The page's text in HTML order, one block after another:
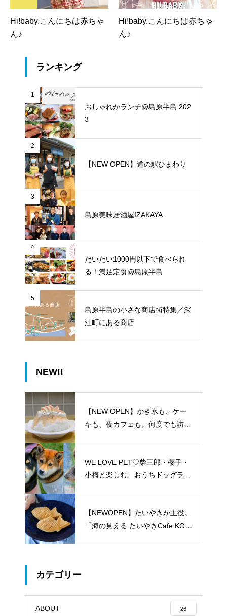
Hi!baby.こんにちは赤ちゃ
ん♪
Hi!baby.こんにちは赤ちゃ
ん♪
ランキング
1
おしゃれかランチ@島原半島 202
3
2
【NEW OPEN】道の駅ひまわり
3
島原美味居酒屋IZAKAYA
4
だいたい1000円以下で食べられ
る！満足定食@島原半島
5
島原半島の小さな商店街特集／深
江町にある商店
NEW!!
【NEW OPEN】かき氷も、ケー
キも、夜カフェも。何度でも訪れ
WE LOVE PET♡柴三郎・櫻子・
小梅と楽しむ、おうちドッグラン
【NEWOPEN】たいやきが主役。
「海の見える たいやきCafe KOM
カテゴリー
ABOUT 26